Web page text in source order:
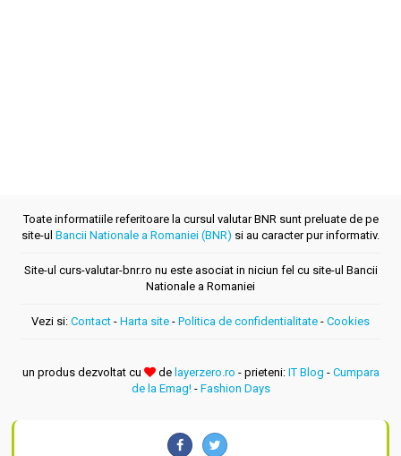
Toate informatiile referitoare la cursul valutar BNR sunt preluate de pe
site-ul Bancii Nationale a Romaniei (BNR) si au caracter pur informativ.
Site-ul curs-valutar-bnr.ro nu este asociat in niciun fel cu site-ul Bancii
Nationale a Romaniei
Vezi si: Contact - Harta site - Politica de confidentialitate - Cookies
un produs dezvoltat cu de layerzero.ro - prieteni: IT Blog - Cumpara
de la Emag!- Fashion Days